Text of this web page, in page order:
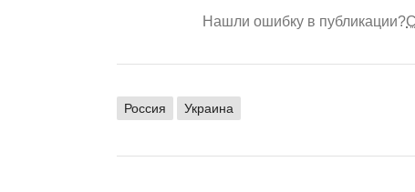
Нашли ошибку в публикации?
Россия Украина